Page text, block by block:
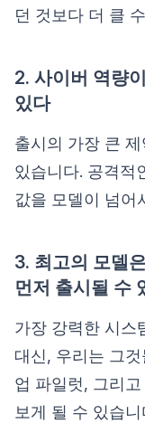
던 것보다 더 클
2. 사이버 역량
있다
출시의 가장 큰
있습니다. 공격적
값을 모델이 넘어
3. 최고의 모델
먼저 출시될 수
가장 강력한 시스
대신, 우리는 그
업 파일럿, 그리
보게 될 수 있습니